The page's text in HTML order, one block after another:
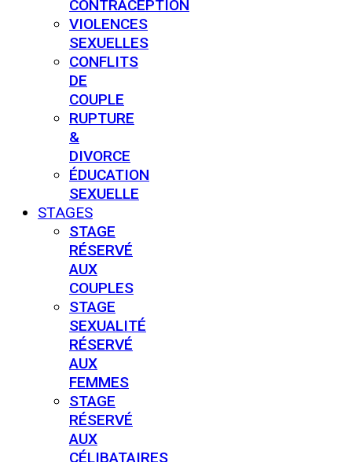
CONTRACEPTION
VIOLENCES
SEXUELLES
CONFLITS
DE
COUPLE
RUPTURE
&
DIVORCE
ÉDUCATION
SEXUELLE
STAGES
STAGE
RÉSERVÉ
AUX
COUPLES
STAGE
SEXUALITÉ
RÉSERVÉ
AUX
FEMMES
STAGE
RÉSERVÉ
AUX
CÉLIBATAIRES